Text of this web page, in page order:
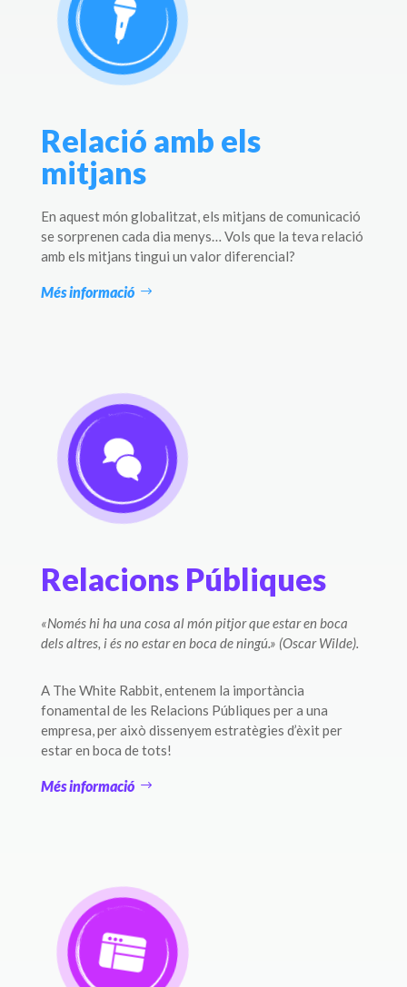
Relació amb els
mitjans
En aquest món globalitzat, els mitjans de comunicació
se sorprenen cada dia menys… Vols que la teva relació
amb els mitjans tingui un valor diferencial?
Més informació
Relacions Públiques
«Només hi ha una cosa al món pitjor que estar en boca
dels altres, i és no estar en boca de ningú.» (Oscar Wilde).
A The White Rabbit, entenem la importància
fonamental de les Relacions Públiques per a una
empresa, per això dissenyem estratègies d’èxit per
estar en boca de tots!
Més informació